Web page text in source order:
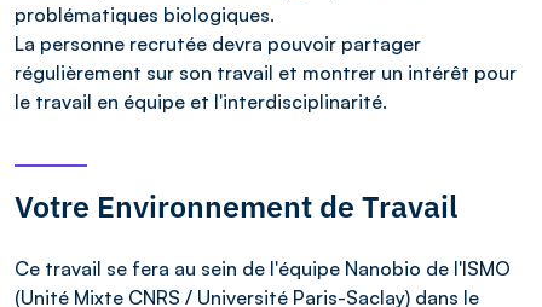
problématiques biologiques.
La personne recrutée devra pouvoir partager
régulièrement sur son travail et montrer un intérêt pour
le travail en équipe et l'interdisciplinarité.
Votre Environnement de Travail
Ce travail se fera au sein de l'équipe Nanobio de l'ISMO
(Unité Mixte CNRS / Université Paris-Saclay) dans le